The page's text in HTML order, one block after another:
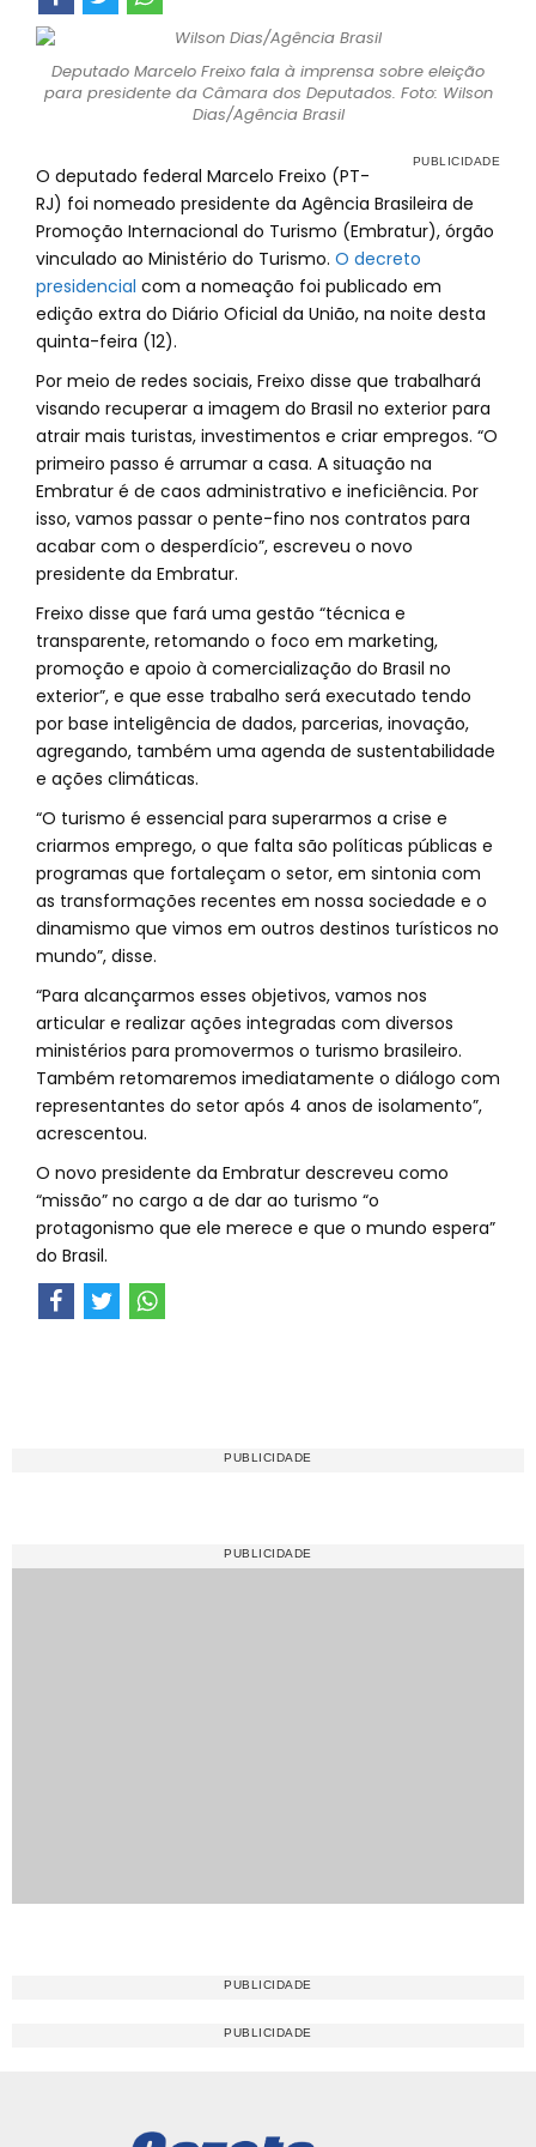
Deputado Marcelo Freixo fala à imprensa sobre eleição
para presidente da Câmara dos Deputados. Foto: Wilson
Dias/Agência Brasil
O deputado federal Marcelo Freixo (PT-
RJ) foi nomeado presidente da Agência Brasileira de
Promoção Internacional do Turismo (Embratur), órgão
vinculado ao Ministério do Turismo. O decreto
presidencial com a nomeação foi publicado em
edição extra do Diário Oficial da União, na noite desta
quinta-feira (12).
Por meio de redes sociais, Freixo disse que trabalhará
visando recuperar a imagem do Brasil no exterior para
atrair mais turistas, investimentos e criar empregos. “O
primeiro passo é arrumar a casa. A situação na
Embratur é de caos administrativo e ineficiência. Por
isso, vamos passar o pente-fino nos contratos para
acabar com o desperdício”, escreveu o novo
presidente da Embratur.
Freixo disse que fará uma gestão “técnica e
transparente, retomando o foco em marketing,
promoção e apoio à comercialização do Brasil no
exterior”, e que esse trabalho será executado tendo
por base inteligência de dados, parcerias, inovação,
agregando, também uma agenda de sustentabilidade
e ações climáticas.
“O turismo é essencial para superarmos a crise e
criarmos emprego, o que falta são políticas públicas e
programas que fortaleçam o setor, em sintonia com
as transformações recentes em nossa sociedade e o
dinamismo que vimos em outros destinos turísticos no
mundo”, disse.
“Para alcançarmos esses objetivos, vamos nos
articular e realizar ações integradas com diversos
ministérios para promovermos o turismo brasileiro.
Também retomaremos imediatamente o diálogo com
representantes do setor após 4 anos de isolamento”,
acrescentou.
O novo presidente da Embratur descreveu como
“missão” no cargo a de dar ao turismo “o
protagonismo que ele merece e que o mundo espera”
do Brasil.